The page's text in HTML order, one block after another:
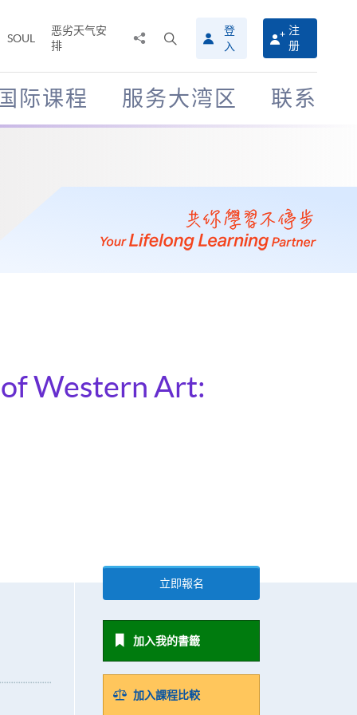
SOUL
恶劣天气安
排
搜
寻
介
面
登
入
注
册
际课程 服务大湾区 联系
Western Art:
立即報名
加入我的書籤
加入課程比較